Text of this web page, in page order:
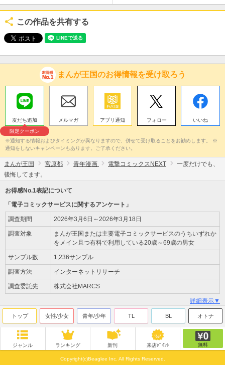
この作品を共有する
まんが王国のお得情報を受け取ろう
友だち追加
限定クーポン
メルマガ アプリ通知 フォロー いいね
※通知する情報およびタイミングが異なりますので、併せて受け取ることをお勧めします。 ※
通知をしないキャンペーンもあります。ご了承ください。
まんが王国 宮原都 青年漫画 電撃コミックスNEXT
一度だけでも、
後悔してます。
お得感No.1表記について
「電子コミックサービスに関するアンケート」
調査期間 2026年3月6日～2026年3月18日
調査対象
まんが王国または主要電子コミックサービスのうちいずれか
をメイン且つ有料で利用している20歳～69歳の男女
サンプル数 1,236サンプル
調査方法 インターネットリサーチ
調査委託先 株式会社MARCS
詳細表示▼
トップ 女性/少女 青年/少年 TL BL オトナ
ジャンル ランキング 新刊 来店ﾎﾟｲﾝﾄ 無料
Copyright(c)Beaglee Inc. All Rights Reserved.